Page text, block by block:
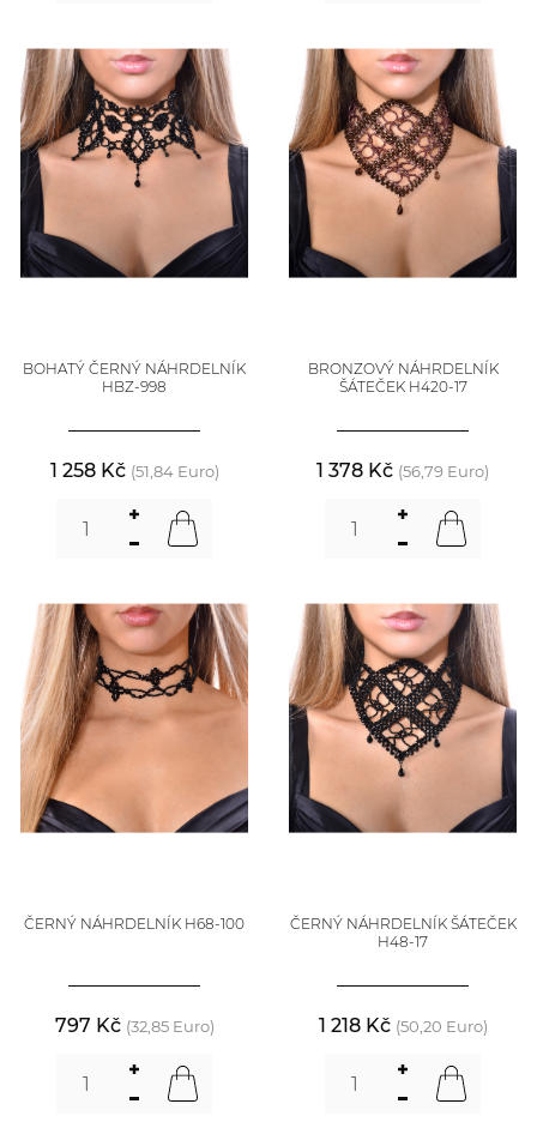
BOHATÝ ČERNÝ NÁHRDELNÍK
HBZ-998
1 258 Kč (51,84 Euro)
BRONZOVÝ NÁHRDELNÍK
ŠÁTEČEK H420-17
1 378 Kč (56,79 Euro)
ČERNÝ NÁHRDELNÍK H68-100
797 Kč (32,85 Euro)
ČERNÝ NÁHRDELNÍK ŠÁTEČEK
H48-17
1 218 Kč (50,20 Euro)